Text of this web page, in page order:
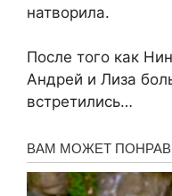
натворила.
После того как
Андрей и Лиза
встретились…